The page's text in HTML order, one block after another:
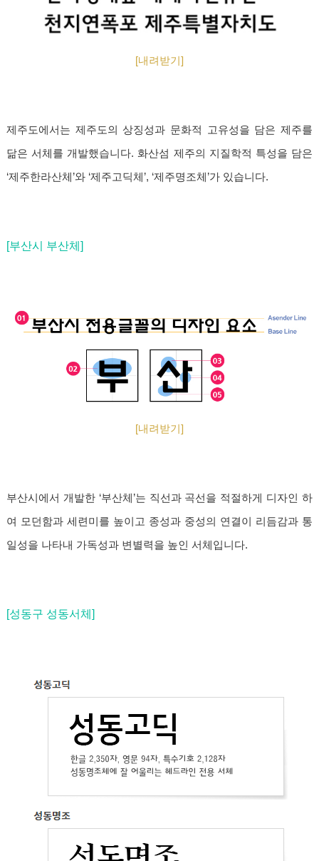
[내려받기]
제주도에서는 제주도의 상징성과 문화적 고유성을 담은 제주를
닮은 서체를 개발했습니다. 화산섬 제주의 지질학적 특성을 담은
‘제주한라산체’와 ‘제주고딕체’, ‘제주명조체’가 있습니다.
[부산시 부산체]
[내려받기]
부산시에서 개발한 ‘부산체’는 직선과 곡선을 적절하게 디자인 하
여 모던함과 세련미를 높이고 종성과 중성의 연결이 리듬감과 통
일성을 나타내 가독성과 변별력을 높인 서체입니다.
[성동구 성동서체]